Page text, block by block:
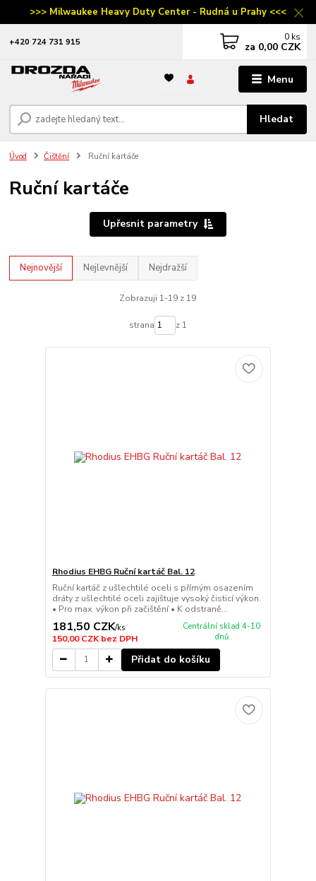
>>> Milwaukee Heavy Duty Center - Rudná u Prahy <<<
Menu
Hledat
‭+420 724 731 915 0 ks
za 0,00 CZK
Úvod Čištění Ruční kartáče
Ruční kartáče
Upřesnit parametry
Nejnovější Nejlevnější Nejdražší
Zobrazuji 1-19 z 19
strana z 1
Rhodius EHBG Ruční kartáč Bal. 12
Ruční kartáč z ušlechtilé oceli s přímým osazením
dráty z ušlechtilé oceli zajištuje vysoký čisticí výkon.
• Pro max. výkon při začištění • K odstraně...
181,50 CZK/ks
150,00 CZKbez DPH
Centrální sklad 4-10
dnů
Přidat do košíku